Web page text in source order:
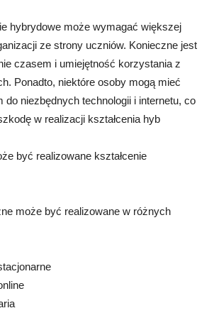
hybrydowe może wymagać większej
ze strony uczniów. Konieczne jest
czasem i umiejętność korzystania z
Ponadto, niektóre osoby mogą mieć
do niezbędnych technologii i internetu, co
w realizacji kształcenia hyb
być realizowane kształcenie
może być realizowane w różnych